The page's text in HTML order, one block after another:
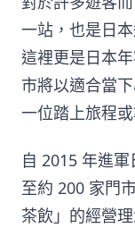
一站，也是日
這裡更是日本
市將以適合當
一位踏上旅程
自 2015 年進
至約 200 家門
茶飲」的經營